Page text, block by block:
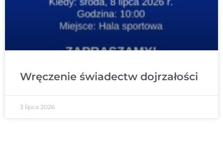
Wręczenie świadectw dojrzałości
3 lipca 2026